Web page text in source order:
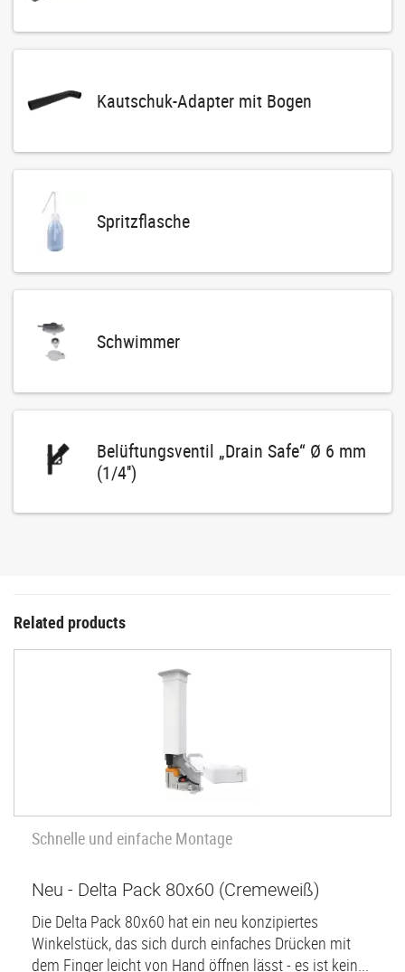
Kautschuk-Adapter mit Bogen
Spritzflasche
Schwimmer
Belüftungsventil „Drain Safe“ Ø 6 mm
(1/4'')
Related products
Schnelle und einfache Montage
Neu - Delta Pack 80x60 (Cremeweiß)
Die Delta Pack 80x60 hat ein neu konzipiertes
Winkelstück, das sich durch einfaches Drücken mit
dem Finger leicht von Hand öffnen lässt - es ist kein...